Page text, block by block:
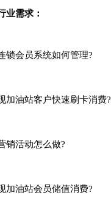
需求：
会员系统如何管理?
油站客户快速刷卡消费?
活动怎么做?
油站会员储值消费?